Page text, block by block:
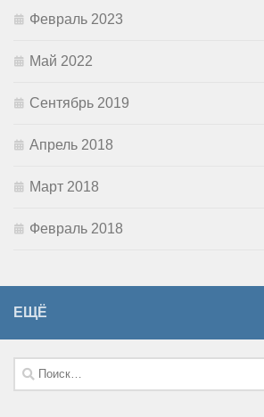
Февраль 2023
Май 2022
Сентябрь 2019
Апрель 2018
Март 2018
Февраль 2018
ЕЩЁ
Найти: